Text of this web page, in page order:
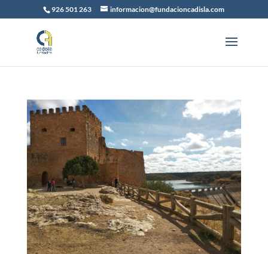
926 501 263 informacion@fundacioncadisla.com